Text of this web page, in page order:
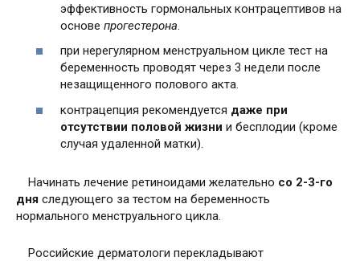
эффективность гормональных контрацептивов на
основе прогестерона
при нерегулярном менструальном цикле тест на
беременность проводят через 3 недели после
незащищенного полового акта.
контрацепция рекомендуется даже при
отсутствии половой жизни и бесплодии (кроме
случая удаленной матки).
Начинать лечение ретиноидами желательно со 2-3-го
дня следующего за тестом на беременность
нормального менструального цикла.
Российские дерматологи перекладывают